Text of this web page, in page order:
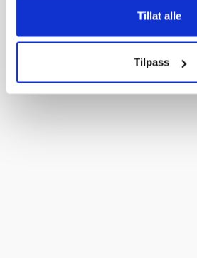
Tillat alle
Tilpass